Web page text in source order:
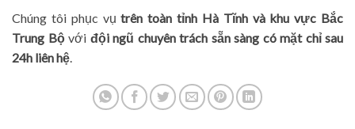
Chúng tôi phục vụtrên toàn tỉnh Hà Tĩnh và khu vực Bắc
Trung Bộvới đội ngũ chuyên trách sẵn sàng có mặt chỉ sau
24h liên hệ.